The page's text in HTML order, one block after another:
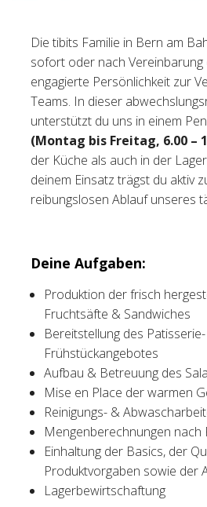
Login
Schweiz (DE)
Die tibits Familie in Bern am
sofort oder nach Vereinbarung
engagierte Persönlichkeit zur
Teams. In dieser
unterstützt du uns in einem
(Montag bis Freitag, 6.00 –
der Küche als auch in der
deinem Einsatz trägst du aktiv
reibungslosen Ablauf unseres
Deine Aufgaben:
Produktion der frisch
Fruchtsäfte & Sandwiches
Bereitstellung des
Frühstückangebotes
Aufbau & Betreuung des
Mise en Place der warmen
Reinigungs- &
Mengenberechnungen nach
Einhaltung der Basics, der
Produktvorgaben sowie der
Lagerbewirtschaftung